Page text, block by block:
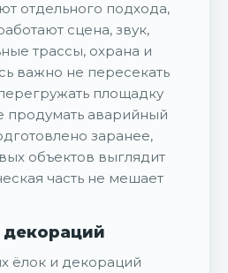
отдельного подхода,
сцена, звук,
трассы, охрана и
важно не пересекать
площадку
продумать аварийный
заранее,
объектов выглядит
часть не мешает
ёлок и декораций